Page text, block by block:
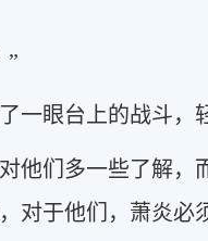
”
一眼台上的战斗，
他们多一些了解
对于他们，萧炎必